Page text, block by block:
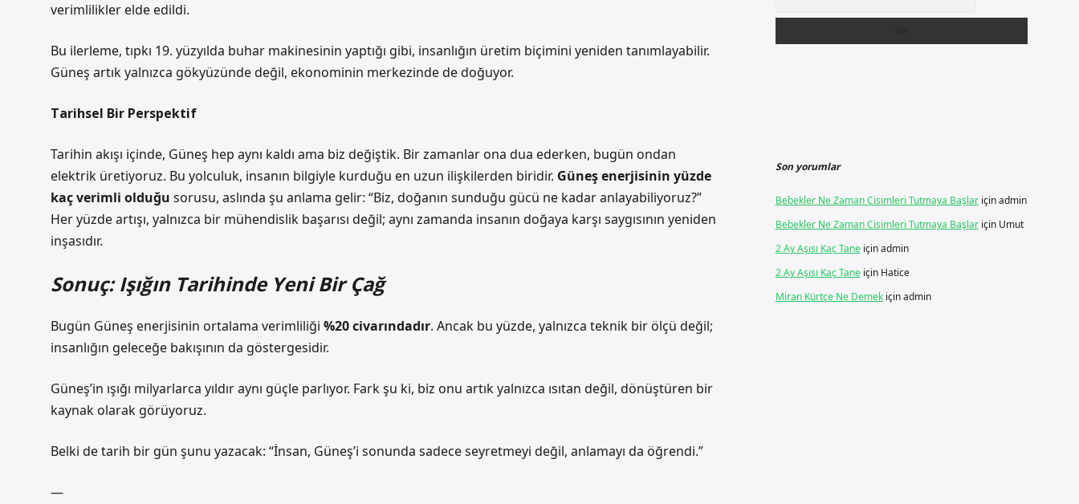
verimlilikler elde edildi.
Bu ilerleme, tıpkı 19. yüzyılda buhar makinesinin yaptığı gibi, insanlığın üretim biçimini yeniden tanımlayabilir.
Güneş artık yalnızca gökyüzünde değil, ekonominin merkezinde de doğuyor.
Tarihsel Bir Perspektif
Tarihin akışı içinde, Güneş hep aynı kaldı ama biz değiştik. Bir zamanlar ona dua ederken, bugün ondan
elektrik üretiyoruz. Bu yolculuk, insanın bilgiyle kurduğu en uzun ilişkilerden biridir. Güneş enerjisinin yüzde
kaç verimli olduğu sorusu, aslında şu anlama gelir: “Biz, doğanın sunduğu gücü ne kadar anlayabiliyoruz?”
Her yüzde artışı, yalnızca bir mühendislik başarısı değil; aynı zamanda insanın doğaya karşı saygısının yeniden
inşasıdır.
Sonuç: Işığın Tarihinde Yeni Bir Çağ
Bugün Güneş enerjisinin ortalama verimliliği %20 civarındadır. Ancak bu yüzde, yalnızca teknik bir ölçü değil;
insanlığın geleceğe bakışının da göstergesidir.
Güneş’in ışığı milyarlarca yıldır aynı güçle parlıyor. Fark şu ki, biz onu artık yalnızca ısıtan değil, dönüştüren bir
kaynakolarak görüyoruz.
Belki de tarih bir gün şunu yazacak: “İnsan, Güneş’i sonunda sadece seyretmeyi değil, anlamayı da öğrendi.”
—
Son yorumlar
Bebekler Ne Zaman Cisimleri Tutmaya Başlariçinadmin
Bebekler Ne Zaman Cisimleri Tutmaya Başlariçin Umut
2 Ay Aşısı Kaç Taneiçinadmin
2 Ay Aşısı Kaç Taneiçin Hatice
Miran Kürtçe Ne Demekiçinadmin